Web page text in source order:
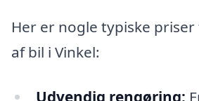
Her er nogle typiske
af bil i Vinkel:
Udvendig rengøring: